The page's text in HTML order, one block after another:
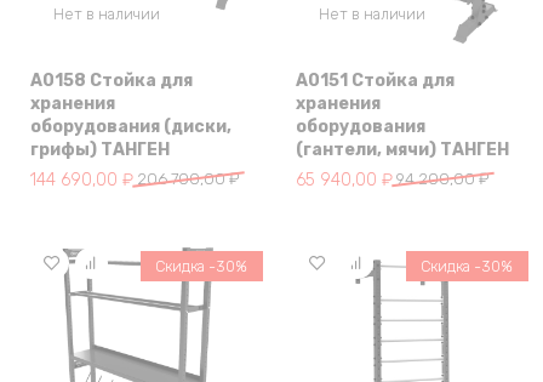
Нет в наличии
A0158 Стойка для
хранения
оборудования (диски,
грифы) ТАНГЕН
206 700,00₽
Первоначальная цена составляла 206 700,00 ₽.
144 690,00 ₽
Текущая цена: 144 690,00 ₽.
Нет в наличии
A0151 Стойка для
хранения
оборудования
(гантели, мячи) ТАНГЕН
94 200,00₽
Первоначальная цена
65 940,00 ₽
Текущая цена: 65 940,00 ₽.
Скидка -30% Скидка -30%